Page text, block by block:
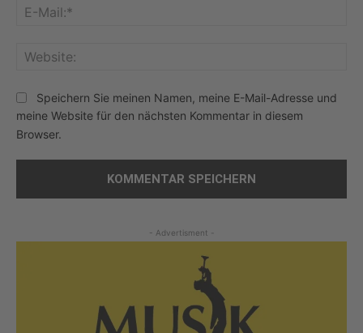
Speichern Sie meinen Namen, meine E-Mail-Adresse und
meine Website für den nächsten Kommentar in diesem
Browser.
- Advertisment -